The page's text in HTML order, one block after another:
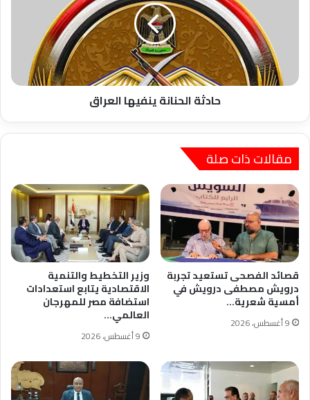
حادثة الحنانة ينفيها العراق
مقالات ذات صلة
قصائد الفصحى تستعيد تجربة
درويش مصطفى درويش في
أمسية شعرية…
9 أغسطس، 2026
وزير التخطيط والتنمية
الاقتصادية يتابع استعدادات
استضافة مصر للمهرجان
العالمي…
9 أغسطس، 2026